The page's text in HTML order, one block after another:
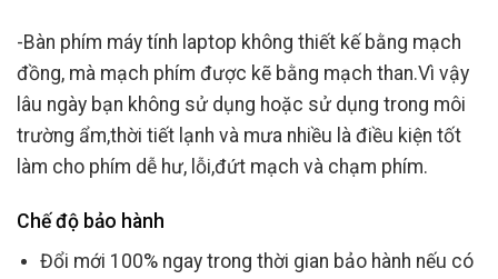
-Bàn phím máy tính laptop không thiết kế bằng mạch
đồng, mà mạch phím được kẽ bằng mạch than.Vì vậy
lâu ngày bạn không sử dụng hoặc sử dụng trong môi
trường ẩm,thời tiết lạnh và mưa nhiều là điều kiện tốt
làm cho phím dễ hư, lỗi,đứt mạch và chạm phím.
Chế độ bảo hành
Đổi mới 100% ngay trong thời gian bảo hành nếu có